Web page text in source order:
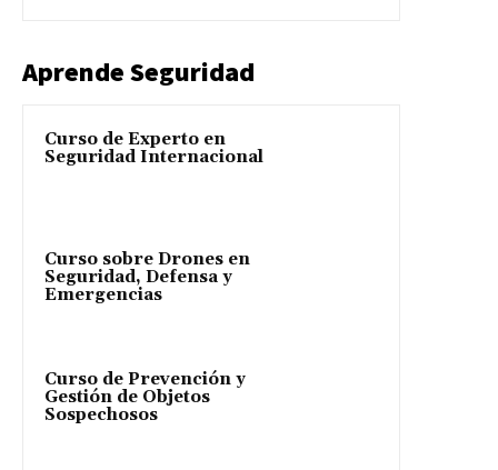
Aprende Seguridad
Curso de Experto en
Seguridad Internacional
Curso sobre Drones en
Seguridad, Defensa y
Emergencias
Curso de Prevención y
Gestión de Objetos
Sospechosos